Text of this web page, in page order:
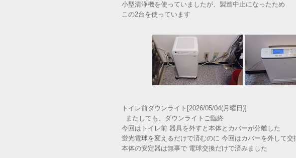
小型清浄機を使っていましたが、製造中止になったため
この2台を使っています
トイレ前ダウンライト[2026/05/04(月曜日)]
またしても、ダウンライトご臨終
今回はトイレ前 器具を外すと本体とカバーが分離した
蛍光電球を変えるだけで済むのに 今回はカバーを外して交
本体の安定器は無事で 電球交換だけで済みました